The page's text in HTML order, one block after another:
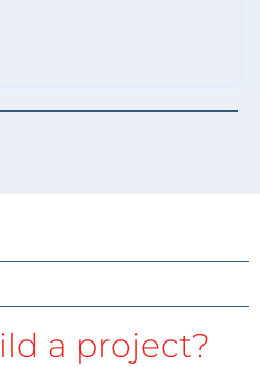
a project?